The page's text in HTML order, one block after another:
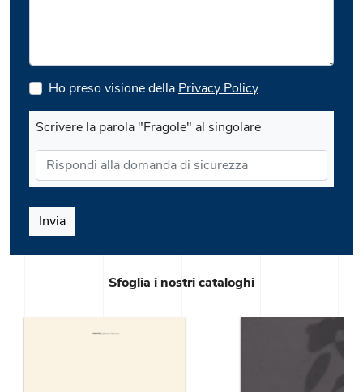
Sfoglia i nostri cataloghi
Ho preso visione della Privacy Policy
Scrivere la parola "Fragole" al singolare
Invia